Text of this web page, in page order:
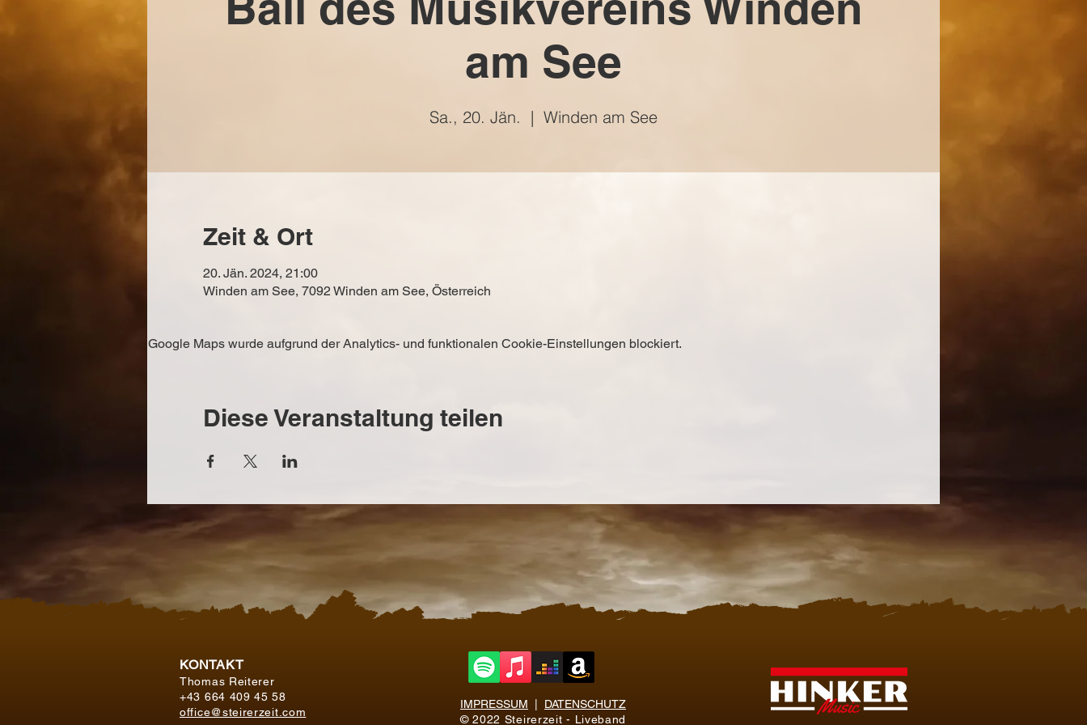
am See
Sa., 20. Jän.
  |
Winden am See
Zeit & Ort
20. Jän. 2024, 21:00
Winden am See, 7092 Winden am See, Österreich
Google Maps wurde aufgrund der Analytics- und funktionalen Cookie-Einstellungen blockiert.
Diese Veranstaltung teilen
IMPRESSUM
DATENSCHUTZ
© 2022 Steirerzeit - Liveband
KONTAKT
Thomas Reiterer
+43 664 409 45 58
office@steirerzeit.com